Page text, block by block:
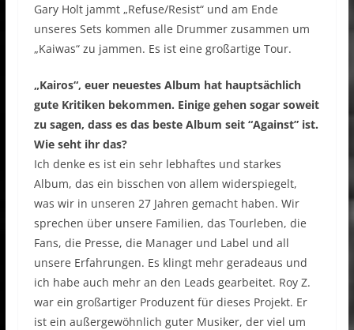
Gary Holt jammt „Refuse/Resist“ und am Ende
unseres Sets kommen alle Drummer zusammen um
„Kaiwas“ zu jammen. Es ist eine großartige Tour.
„Kairos“, euer neuestes Album hat hauptsächlich
gute Kritiken bekommen. Einige gehen sogar soweit
zu sagen, dass es das beste Album seit “Against” ist.
Wie seht ihr das?
Ich denke es ist ein sehr lebhaftes und starkes
Album, das ein bisschen von allem widerspiegelt,
was wir in unseren 27 Jahren gemacht haben. Wir
sprechen über unsere Familien, das Tourleben, die
Fans, die Presse, die Manager und Label und all
unsere Erfahrungen. Es klingt mehr geradeaus und
ich habe auch mehr an den Leads gearbeitet. Roy Z.
war ein großartiger Produzent für dieses Projekt. Er
ist ein außergewöhnlich guter Musiker, der viel um